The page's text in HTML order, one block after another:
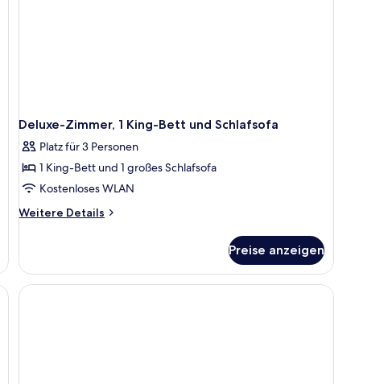
Deluxe-Zimmer, 1 King-Bett und Schlafsofa
Platz für 3 Personen
1 King-Bett und 1 großes Schlafsofa
Kostenloses WLAN
Weitere Details
Weitere
Zimmer,
1 King-
Bett
Preise anzeigen